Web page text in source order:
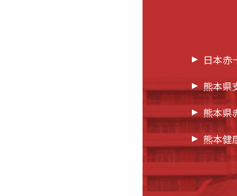
日本赤
熊本県
熊本県
熊本健